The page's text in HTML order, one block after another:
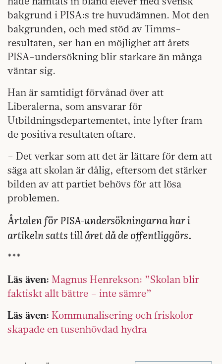
bakgrund i PISA:s tre huvudämnen. Mot den
bakgrunden, och med stöd av Timms-
resultaten, ser han en möjlighet att årets
PISA-undersökning blir starkare än många
väntar sig.
Han är samtidigt förvånad över att
Liberalerna, som ansvarar för
Utbildningsdepartementet, inte lyfter fram
de positiva resultaten oftare.
– Det verkar som att det är lättare för dem att
säga att skolan är dålig, eftersom det stärker
bilden av att partiet behövs för att lösa
problemen.
Årtalen för PISA-undersökningarna har i
artikeln satts till året då de offentliggörs.
***
Läs även: Magnus Henrekson: ”Skolan blir
faktiskt allt bättre – inte sämre”
Läs även: Kommunalisering och friskolor
skapade en tusenhövdad hydra